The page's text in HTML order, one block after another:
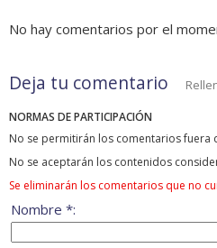
No hay comentarios por el
Deja tu comentario
NORMAS DE PARTICIPACIÓN
No se permitirán los comentarios fuera
No se aceptarán los contenidos
Se eliminarán los comentarios que no
Nombre *: